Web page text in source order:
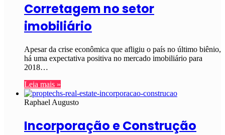
Corretagem no setor
imobiliário
Apesar da crise econômica que afligiu o país no último biênio,
há uma expectativa positiva no mercado imobiliário para
2018…
Leia mais »
Raphael Augusto
Incorporação e Construção